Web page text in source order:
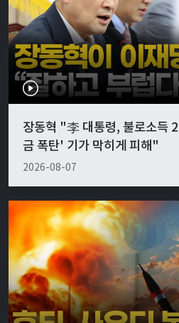
장동혁 "李 대통령, 불로소득
금 폭탄' 기가 막히게 피해"
2026-08-07